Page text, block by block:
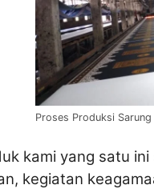
Proses Produksi
kami yang satu
kegiatan